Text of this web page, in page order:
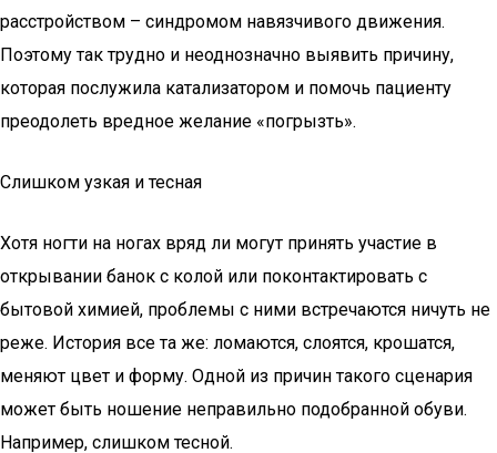
расстройством – синдромом навязчивого движения.
Поэтому так трудно и неоднозначно выявить причину,
которая послужила катализатором и помочь пациенту
преодолеть вредное желание «погрызть».
Слишком узкая и тесная
Хотя ногти на ногах вряд ли могут принять участие в
открывании банок с колой или поконтактировать с
бытовой химией, проблемы с ними встречаются ничуть не
реже. История все та же: ломаются, слоятся, крошатся,
меняют цвет и форму. Одной из причин такого сценария
может быть ношение неправильно подобранной обуви.
Например, слишком тесной.